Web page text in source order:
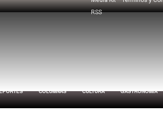
RSS
COLUMNAS CULTURA GASTRONOMÍA